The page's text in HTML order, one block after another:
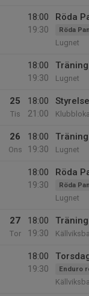
18:00
19:30
Röda
Röda
Lugnet
18:00
19:30
Träning
Lugnet
25
Tis
18:00
21:00
26
Ons
18:00
19:30
Träning
Lugnet
18:00
19:30
Röda
Röda
Lugnet
27
Tor
18:00
19:30
18:00
19:30
Enduro